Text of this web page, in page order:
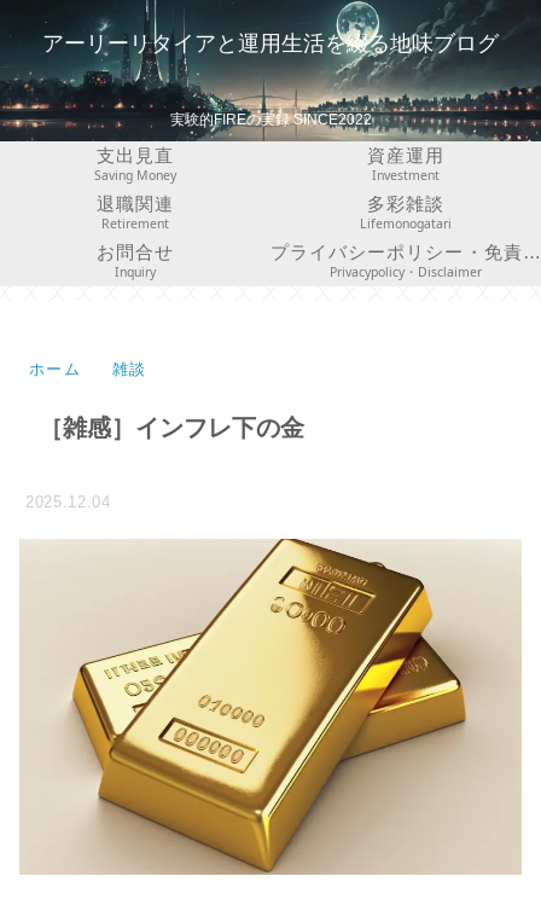
アーリーリタイアと運用生活を綴る地味ブログ
実験的FIREの実録 SINCE2022
支出見直
Saving Money
資産運用
Investment
退職関連
Retirement
多彩雑談
Lifemonogatari
お問合せ
Inquiry
プライバシーポリシー・免責事項
Privacypolicy・Disclaimer
ホーム 雑談
［雑感］インフレ下の金
2025.12.04